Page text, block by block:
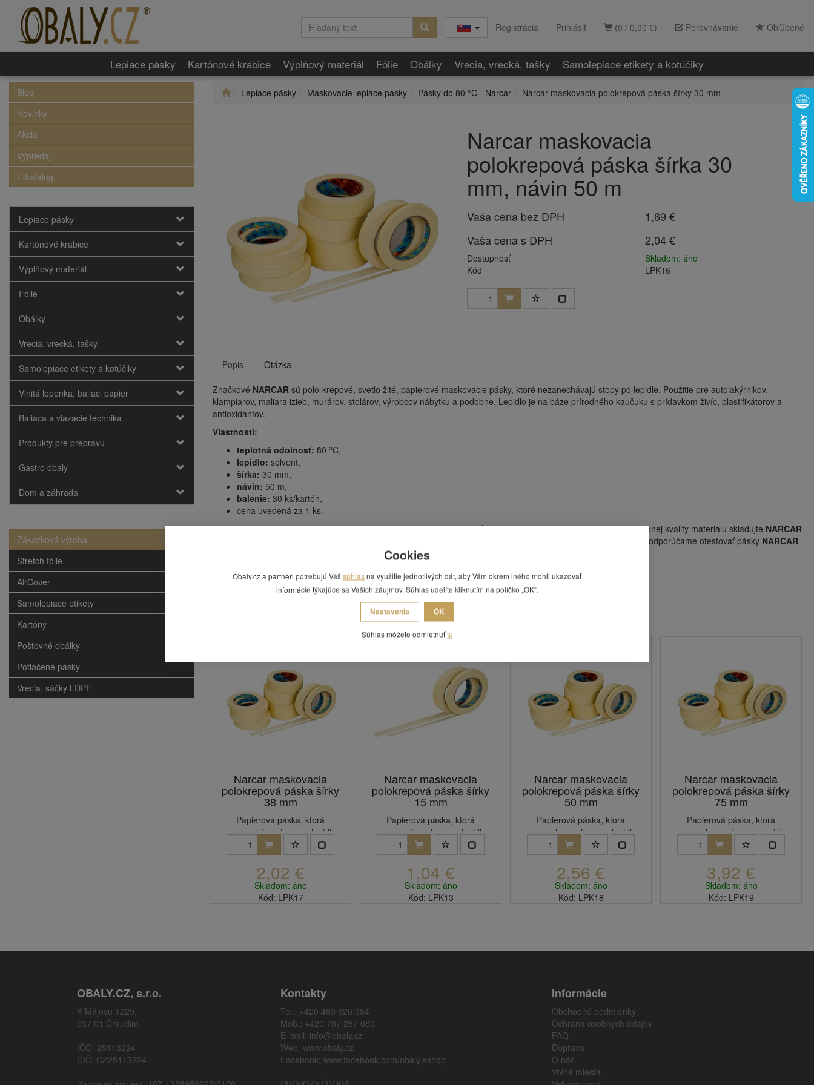
(0 / 0,00 €) Porovnávanie Obľúbené
Registrácia Prihlásiť
Lepiace pásky Kartónové krabice Výplňový materiál Fólie Obálky Vrecia, vrecká, tašky Samolepiace etikety a kotúčiky
Blog
Novinky
Akcia
Výpredaj
E-katalog
Lepiace pásky
Kartónové krabice
Výplňový materiál
Fólie
Obálky
Vrecia, vrecká, tašky
Samolepiace etikety a kotúčiky
Vlnitá lepenka, baliaci papier
Baliaca a viazacie technika
Produkty pre prepravu
Gastro obaly
Dom a záhrada
Zákazková výroba
Stretch fólie
AirCover
Samolepiace etikety
Kartóny
Poštovné obálky
Potlačené pásky
Vrecia, sáčky LDPE
Lepiace pásky Maskovacie lepiace pásky Pásky do 80 °C - Narcar Narcar maskovacia polokrepová páska šírky 30 mm
Narcar maskovacia
polokrepová páska šírka 30
mm, návin 50 m
Vaša cena bez DPH
1,69 €
Vaša cena s DPH
2,04 €
Dostupnosť
Skladom: áno
Kód
LPK16
Popis Otázka
Značkové NARCAR sú polo-krepové, svetlo žlté, papierové maskovacie pásky, ktoré nezanechávajú stopy po lepidle. Použitie pre autolakýrnikov,
klampiarov, maliara izieb, murárov, stolárov, výrobcov nábytku a podobne. Lepidlo je na báze prírodného kaučuku s prídavkom živíc, plastifikátorov a
antioxidantov.
Vlastnosti:
teplotná odolnosť: 80 oC,
lepidlo: solvent,
šírka: 30 mm,
návin: 50 m,
balenie: 30 ks/kartón,
cena uvedená za 1 ks.
Na dosiahnutie najlepších výsledkov odporúčame lepené plochy zbaviť prachu a mastnoty. Pre dodržanie štandardnej kvality materiálu skladujte NARCAR
maximálne 6 mesiacov v suchom prostredí pri teplotách 0-30 ° C v originálnom balení. Pred konkrétnym použitím odporúčame otestovať pásky NARCAR
pre danú aplikáciu. Za normálnych okolností sú páskyNARCAR
Prečítajte si súvisiaci článokMaskovacie lepiace pásky
Narcar maskovacia
polokrepová páska šírky
38 mm
Papierová páska, ktorá
nezanecháva stopy po lepidle.
2,02 €
Skladom: áno
Kód: LPK17
Narcar maskovacia
polokrepová páska šírky
15 mm
Papierová páska, ktorá
nezanecháva stopy po lepidle.
1,04 €
Skladom: áno
Kód: LPK13
Narcar maskovacia
polokrepová páska šírky
50 mm
Papierová páska, ktorá
nezanecháva stopy po lepidle.
2,56 €
Skladom: áno
Kód: LPK18
Narcar maskovacia
polokrepová páska šírky
75 mm
Papierová páska, ktorá
nezanecháva stopy po lepidle.
3,92 €
Skladom: áno
Kód: LPK19
OBALY.CZ, s.r.o.
K Májovu 1229,
537 01 Chrudim
IČO: 25113224
DIČ: CZ25113224
Kontakty
Tel.: +420 469 620 384
Mob.: +420 737 287 080
E-mail: info@obaly.cz
Web: www.obaly.cz
Facebook: www.facebook.com/obaly.eshop
Informácie
Obchodné podmienky
Ochrana osobných údajov
FAQ
Doprava
O nás
Voľné miesta
Cookies
Obaly.cz a partneri potrebujú Vášsúhlasna využitie jednotlivých dát, aby Vám okrem iného mohli ukazovať
informácie týkajúce sa Vašich záujmov. Súhlas udelíte kliknutím na políčko „OK“.
Nastavenia OK
Súhlas môžete odmietnuťtu